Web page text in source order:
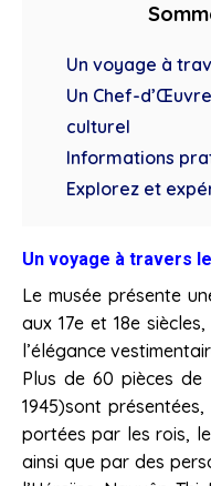
Un voyage à
Un Chef-
culturel
Informations
Explorez et
Un voyage à travers
Le musée présente
aux 17e et 18e
l’élégance
Plus de 60 pièces
1945)sont
portées par les rois,
ainsi que par des